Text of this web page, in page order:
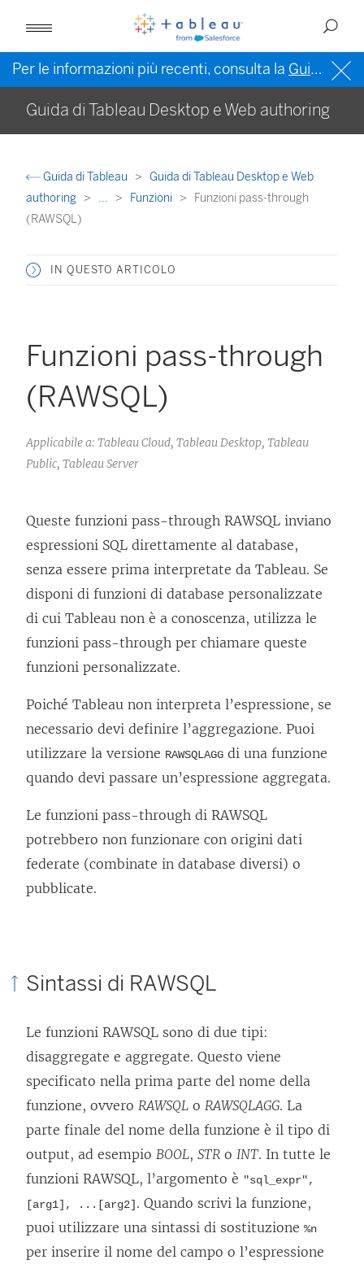
Per le informazioni più recenti, consulta la Guida di Tableau in inglese (Stati Uniti)
Guida di Tableau Desktop e Web authoring
Guida di Tableau
Guida di Tableau Desktop e Web
authoring
... Funzioni
Funzioni pass-through
(RAWSQL)
IN QUESTO ARTICOLO
Funzioni pass-through
(RAWSQL)
Applicabile a: Tableau Cloud, Tableau Desktop, Tableau
Public, Tableau Server
Queste funzioni pass-through RAWSQL inviano
espressioni SQL direttamente al database,
senza essere prima interpretate da Tableau. Se
disponi di funzioni di database personalizzate
di cui Tableau non è a conoscenza, utilizza le
funzioni pass-through per chiamare queste
funzioni personalizzate.
Poiché Tableau non interpreta l’espressione, se
necessario devi definire l’aggregazione. Puoi
utilizzare la versione RAWSQLAGG di una funzione
quando devi passare un’espressione aggregata.
Le funzioni pass-through di RAWSQL
potrebbero non funzionare con origini dati
federate (combinate in database diversi) o
pubblicate.
Sintassi di RAWSQL
Le funzioni RAWSQL sono di due tipi:
disaggregate e aggregate. Questo viene
specificato nella prima parte del nome della
funzione, ovvero RAWSQL o RAWSQLAGG. La
parte finale del nome della funzione è il tipo di
output, ad esempio BOOL, STR o INT. In tutte le
funzioni RAWSQL, l’argomento è "sql_expr",
[arg1], ...[arg2] . Quando scrivi la funzione,
puoi utilizzare una sintassi di sostituzione %n
per inserire il nome del campo o l’espressione